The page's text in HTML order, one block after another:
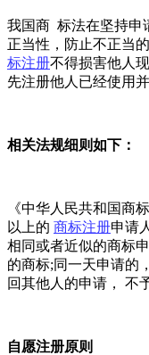
我国商 标法在坚持申
正当性，防止不正当
标注册不得损害他人
先注册他人已经使用
相关法规细则如下：
《中华人民共和国商
以上的 商标注册申请
相同或者近似的商标
的商标;同一天申请的
回其他人的申请， 不
自愿注册原则